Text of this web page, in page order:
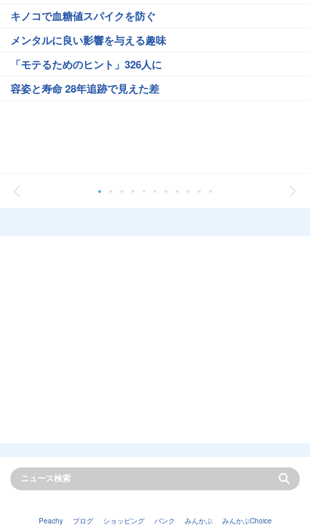
キノコで血糖値スパイクを防ぐ
メンタルに良い影響を与える趣味
「モテるためのヒント」326人に
容姿と寿命 28年追跡で見えた差
Peachy ブログ ショッピング バンク みんかぶ みんかぶChoice